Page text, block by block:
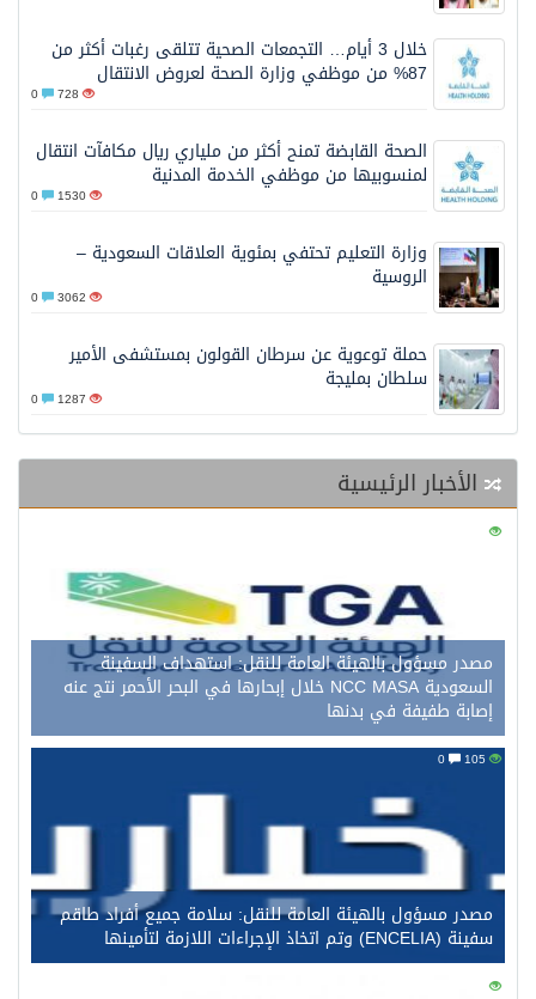
خلال 3 أيام… التجمعات الصحية تتلقى رغبات أكثر من
87% من موظفي وزارة الصحة لعروض الانتقال
728
0
الصحة القابضة تمنح أكثر من ملياري ريال مكافآت انتقال
لمنسوبيها من موظفي الخدمة المدنية
1530
0
وزارة التعليم تحتفي بمئوية العلاقات السعودية –
الروسية
3062
0
حملة توعوية عن سرطان القولون بمستشفى الأمير
سلطان بمليجة
1287
0
الأخبار الرئيسية
121
مصدر مسؤول بالهيئة العامة للنقل: استهداف السفينة
السعودية NCC MASA خلال إبحارها في البحر الأحمر نتج عنه
إصابة طفيفة في بدنها
105
0
مصدر مسؤول بالهيئة العامة للنقل: سلامة جميع أفراد طاقم
سفينة (ENCELIA) وتم اتخاذ الإجراءات اللازمة لتأمينها
92